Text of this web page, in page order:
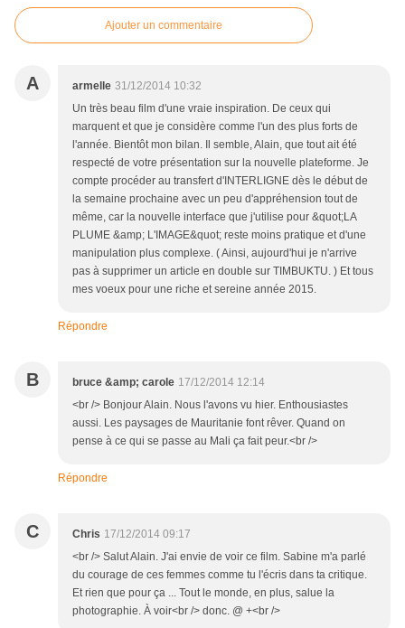
Ajouter un commentaire
A armelle 31/12/2014 10:32
Un très beau film d'une vraie inspiration. De ceux qui
marquent et que je considère comme l'un des plus forts de
l'année. Bientôt mon bilan. Il semble, Alain, que tout ait été
respecté de votre présentation sur la nouvelle plateforme. Je
compte procéder au transfert d'INTERLIGNE dès le début de
la semaine prochaine avec un peu d'appréhension tout de
même, car la nouvelle interface que j'utilise pour &quot;LA
PLUME &amp; L'IMAGE&quot; reste moins pratique et d'une
manipulation plus complexe. ( Ainsi, aujourd'hui je n'arrive
pas à supprimer un article en double sur TIMBUKTU. ) Et tous
mes voeux pour une riche et sereine année 2015.
Répondre
B bruce &amp; carole 17/12/2014 12:14
<br /> Bonjour Alain. Nous l'avons vu hier. Enthousiastes
aussi. Les paysages de Mauritanie font rêver. Quand on
pense à ce qui se passe au Mali ça fait peur.<br />
Répondre
C Chris 17/12/2014 09:17
<br /> Salut Alain. J'ai envie de voir ce film. Sabine m'a parlé
du courage de ces femmes comme tu l'écris dans ta critique.
Et rien que pour ça ... Tout le monde, en plus, salue la
photographie. À voir<br /> donc. @ +<br />